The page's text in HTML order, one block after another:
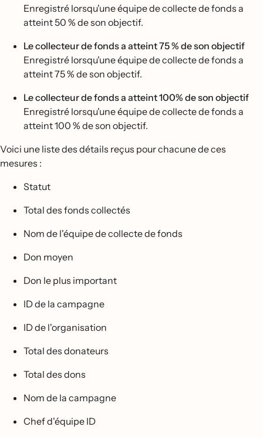
Enregistré lorsqu'une équipe de collecte de fonds a
atteint 50 % de son objectif.
Le collecteur de fonds a atteint 75 % de son objectif
Enregistré lorsqu'une équipe de collecte de fonds a
atteint 75 % de son objectif.
Le collecteur de fonds a atteint 100% de son objectif
Enregistré lorsqu'une équipe de collecte de fonds a
atteint 100 % de son objectif.
Voici une liste des détails reçus pour chacune de ces
mesures :
Statut
Total des fonds collectés
Nom de l'équipe de collecte de fonds
Don moyen
Don le plus important
ID de la campagne
ID de l'organisation
Total des donateurs
Total des dons
Nom de la campagne
Chef d'équipe ID